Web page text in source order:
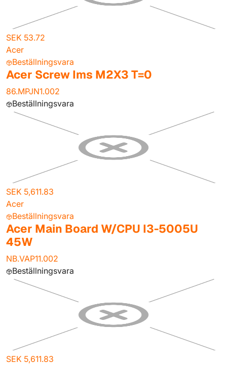
SEK 53.72
Acer
Beställningsvara
Acer Screw Ims M2X3 T=0
86.MPJN1.002
Beställningsvara
SEK 5,611.83
Acer
Beställningsvara
Acer Main Board W/CPU I3-5005U
45W
NB.VAP11.002
Beställningsvara
SEK 5,611.83